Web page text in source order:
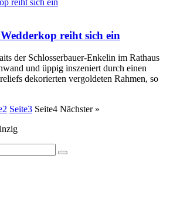
reiht sich ein
der Schlosserbauer-Enkelin im Rathaus
und üppig inszeniert durch einen
dekorierten vergoldeten Rahmen, so
2 Seite3 Seite4 Nächster »